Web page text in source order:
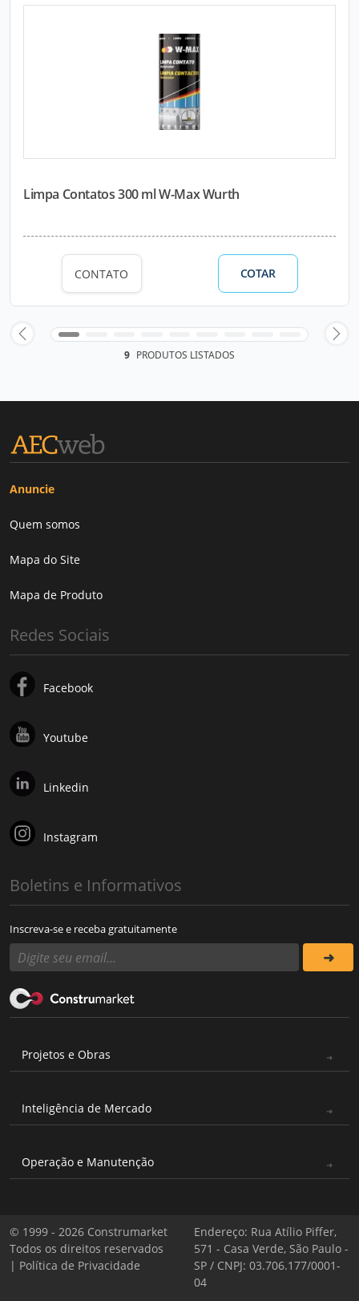
Limpa Contatos 300 ml W-Max Wurth
CONTATO COTAR
9 PRODUTOS LISTADOS
Anuncie
Quem somos
Mapa do Site
Mapa de Produto
Redes Sociais
Facebook
Youtube
Linkedin
Instagram
Boletins e Informativos
Inscreva-se e receba gratuitamente
Projetos e Obras
Inteligência de Mercado
Operação e Manutenção
© 1999 - 2026 Construmarket
Todos os direitos reservados
| Política de Privacidade
Endereço: Rua Atílio Piffer,
571 - Casa Verde, São Paulo -
SP / CNPJ: 03.706.177/0001-
04